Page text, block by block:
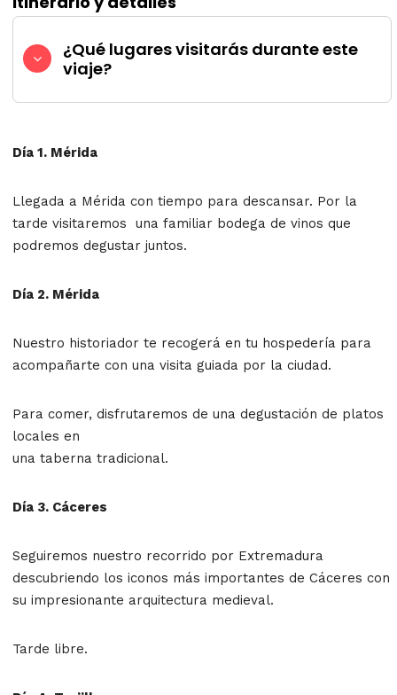
¿Qué lugares visitarás durante este
viaje?
Día 1. Mérida
Llegada a Mérida con tiempo para descansar. Por la
tarde visitaremos una familiar bodega de vinos que
podremos degustar juntos.
Día 2. Mérida
Nuestro historiador te recogerá en tu hospedería para
acompañarte con una visita guiada por la ciudad.
Para comer, disfrutaremos de una degustación de platos
locales en
una taberna tradicional.
Día 3. Cáceres
Seguiremos nuestro recorrido por Extremadura
descubriendo los iconos más importantes de Cáceres con
su impresionante arquitectura medieval.
Tarde libre.